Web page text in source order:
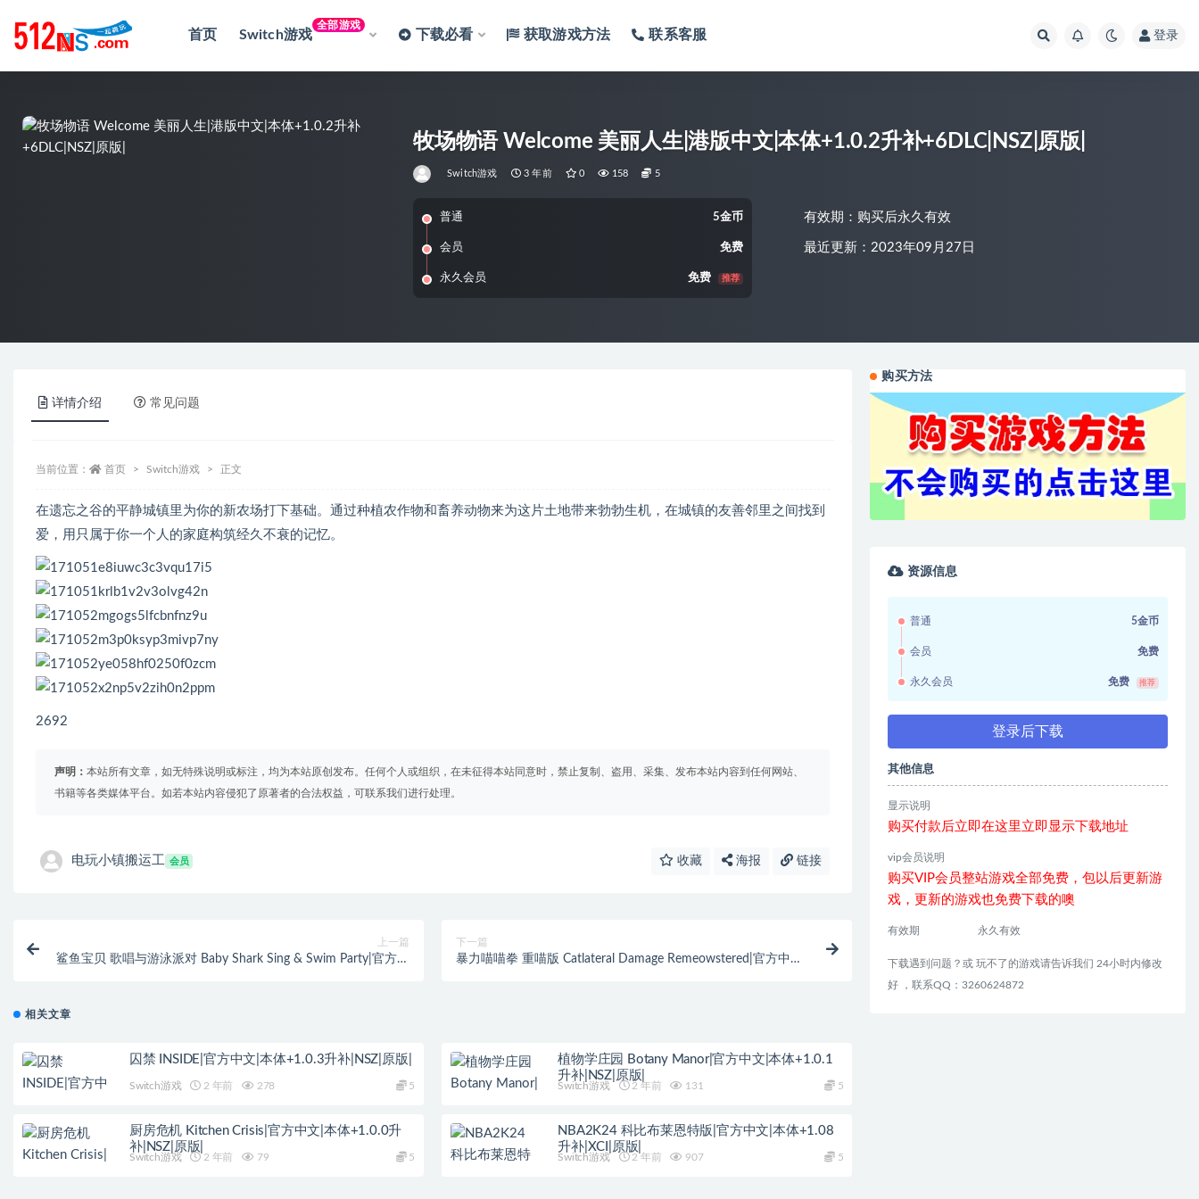
首页 Switch游戏
全部游戏
下载必看 获取游戏方法 联系客服 登录
牧场物语 Welcome 美丽人生|港版中文|本体+1.0.2升补+6DLC|NSZ|原版|
Switch游戏 3 年前 0 158 5
普通 5金币
会员 免费
永久会员 免费 推荐
有效期：购买后永久有效
最近更新：2023年09月27日
详情介绍 常见问题
当前位置： 首页 Switch游戏 正文
在遗忘之谷的平静城镇里为你的新农场打下基础。通过种植农作物和畜养动物来为这片土地带来勃勃生机，在城镇的友善邻里之间找到
爱，用只属于你一个人的家庭构筑经久不衰的记忆。
2692
声明： 本站所有文章，如无特殊说明或标注，均为本站原创发布。任何个人或组织，在未征得本站同意时，禁止复制、盗用、采集、发布本站内容到任何网站、
书籍等各类媒体平台。如若本站内容侵犯了原著者的合法权益，可联系我们进行处理。
电玩小镇搬运工 会员 收藏 海报 链接
上一篇
鲨鱼宝贝 歌唱与游泳派对 Baby Shark Sing & Swim Party|官方中
下一篇
暴力喵喵拳 重喵版 Catlateral Damage Remeowstered|官方中文|
相关文章
囚禁 INSIDE|官方中文|本体+1.0.3升补|NSZ|原版|
Switch游戏 2 年前 278 5
植物学庄园 Botany Manor|官方中文|本体+1.0.1
升补|NSZ|原版|
Switch游戏 2 年前 131 5
厨房危机 Kitchen Crisis|官方中文|本体+1.0.0升
补|NSZ|原版|
Switch游戏 2 年前 79 5
NBA2K24 科比布莱恩特版|官方中文|本体+1.08
升补|XCI|原版|
Switch游戏 2 年前 907 5
购买方法
资源信息
普通 5金币
会员 免费
永久会员 免费 推荐
登录后下载
其他信息
显示说明
购买付款后立即在这里立即显示下载地址
vip会员说明
购买VIP会员整站游戏全部免费，包以后更新游
戏，更新的游戏也免费下载的噢
有效期 永久有效
下载遇到问题？或 玩不了的游戏请告诉我们 24小时内修改
好 ，联系QQ：3260624872